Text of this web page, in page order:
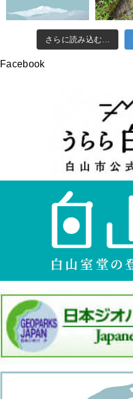
さらに読み込む...
Facebook